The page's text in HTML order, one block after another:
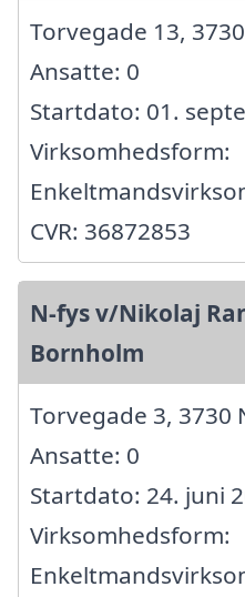
Torvegade 13,
Ansatte: 0
Startdato: 01.
Virksomhedsform:
CVR: 36872853
N-fys v/Nikolaj
Bornholm
Torvegade 3, 3730
Ansatte: 0
Startdato: 24. juni
Virksomhedsform: